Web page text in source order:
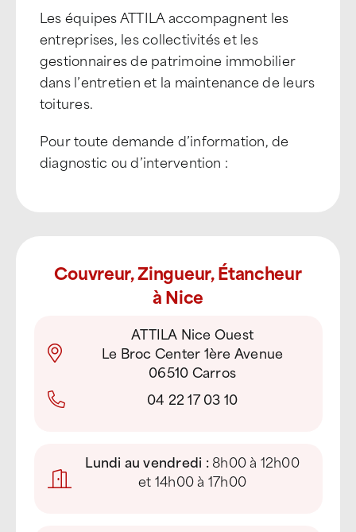
Les équipes ATTILA accompagnent les
entreprises, les collectivités et les
gestionnaires de patrimoine immobilier
dans l’entretien et la maintenance de leurs
toitures.
Pour toute demande d’information, de
diagnostic ou d’intervention :
Couvreur, Zingueur, Étancheur
à Nice
ATTILA Nice Ouest
Le Broc Center 1ère Avenue
06510 Carros
04 22 17 03 10
Lundi au vendredi :8h00 à 12h00
et 14h00 à 17h00